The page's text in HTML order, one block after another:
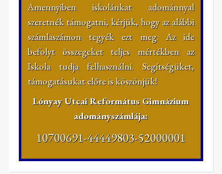
Amennyiben iskolánkat adománnyal
szeretnék támogatni, kérjük, hogy az alábbi
számlaszámon tegyék ezt meg. Az ide
befolyt összegeket teljes mértékben az
Iskola tudja felhasználni. Segítségüket,
támogatásukat előre is köszönjük!
Lónyay Utcai Református Gimnázium
adományszámlája:
10700691-44449803-52000001